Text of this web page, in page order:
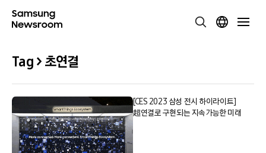
Tag > 초연결
[CES 2023 삼성 전시 하이라이트]
超연결로 구현되는 지속가능한 미래